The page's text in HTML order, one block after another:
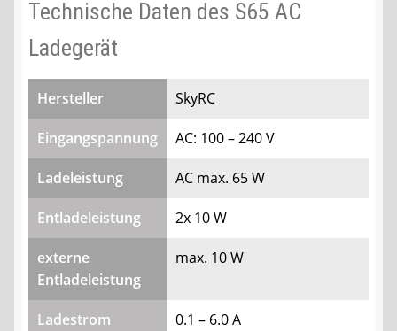
Technische Daten des S65 AC
Ladegerät
Hersteller SkyRC
Eingangspannung AC: 100 – 240 V
Ladeleistung AC max. 65 W
Entladeleistung 2x 10 W
externe
Entladeleistung
max. 10 W
Ladestrom 0.1 – 6.0 A